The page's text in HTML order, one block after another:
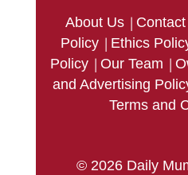
About Us |
Policy | Ethics
Policy | Our Team |
and Advertising
Terms and
© 2026 Daily